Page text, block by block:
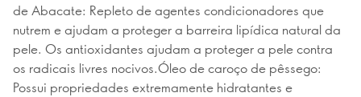
de Abacate: Repleto de agentes condicionadores que
nutrem e ajudam a proteger a barreira lipídica natural da
pele. Os antioxidantes ajudam a proteger a pele contra
os radicais livres nocivos.Óleo de caroço de pêssego:
Possui propriedades extremamente hidratantes e